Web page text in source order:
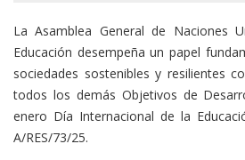
La Asamblea General de Naciones
Educación desempeña un papel
sociedades sostenibles y resilientes
todos los demás Objetivos de
enero Día Internacional de la
A/RES/73/25.